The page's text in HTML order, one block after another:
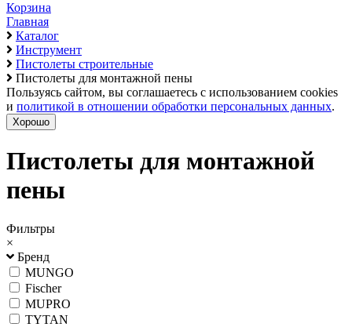
Корзина
Главная
Каталог
Инструмент
Пистолеты строительные
Пистолеты для монтажной пены
Пользуясь сайтом, вы соглашаетесь с использованием cookies
и политикой в отношении обработки персональных данных.
Хорошо
Пистолеты для монтажной
пены
Фильтры
×
Бренд
MUNGO
Fischer
MUPRO
TYTAN